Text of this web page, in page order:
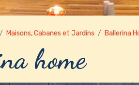
Maisons, Cabanes et Jardins Ballerina
home